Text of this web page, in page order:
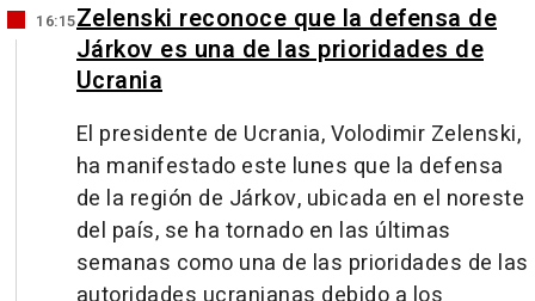
16:15Zelenski reconoce que la defensa de
Járkov es una de las prioridades de
Ucrania
El presidente de Ucrania, Volodimir Zelenski,
ha manifestado este lunes que la defensa
de la región de Járkov, ubicada en el noreste
del país, se ha tornado en las últimas
semanas como una de las prioridades de las